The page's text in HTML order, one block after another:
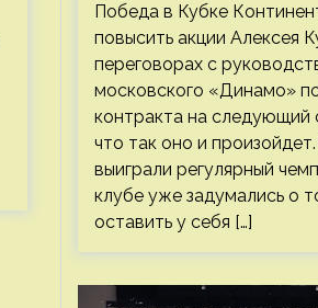
Победа в Кубке
повысить акции Алексея
переговорах с
московского «Динамо»
контракта на следующий
что так оно и
выиграли регулярный
клубе уже задумались о
оставить у себя […]